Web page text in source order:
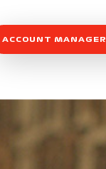
ACCOUNT MANAGER